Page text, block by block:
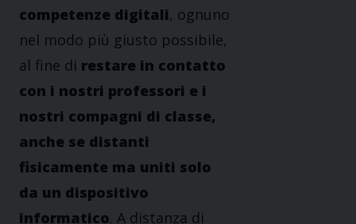
competenze digitali, ognuno
nel modo più giusto possibile,
al fine di restare in contatto
con i nostri professori e i
nostri compagni di classe,
anche se distanti
fisicamente ma uniti solo
da un dispositivo
informatico. A distanza di